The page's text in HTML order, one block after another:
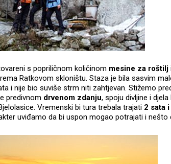
s popriličnom količinom mesine za roštilj
Ratkovom skloništu. Staza je bila sasvim
i nije bio suviše strm niti zahtjevan. Stižemo
predivnom drvenom zdanju, spoju divljine i djela
Vremenski bi tura trebala trajati 2 sata
uviđamo da bi uspon mogao potrajati i nešto